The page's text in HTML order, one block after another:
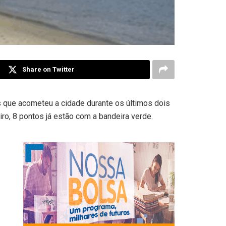
Share on Twitter
acometeu a cidade durante os últimos dois
8 pontos já estão com a bandeira verde.